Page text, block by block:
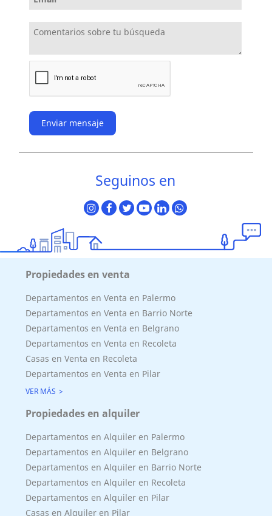
Enviar mensaje
Seguinos en
Propiedades en venta
Departamentos en Venta en Palermo
Departamentos en Venta en Barrio Norte
Departamentos en Venta en Belgrano
Departamentos en Venta en Recoleta
Casas en Venta en Recoleta
Departamentos en Venta en Pilar
VER MÁS
Propiedades en alquiler
Departamentos en Alquiler en Palermo
Departamentos en Alquiler en Belgrano
Departamentos en Alquiler en Barrio Norte
Departamentos en Alquiler en Recoleta
Departamentos en Alquiler en Pilar
Casas en Alquiler en Pilar